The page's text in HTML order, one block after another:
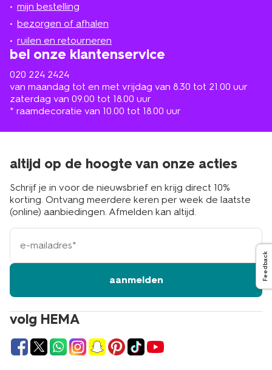
mijn bestelling
bezorgen of afhalen
ruilen en retourneren
bel onze klantenservice
020 224 2424
van maandag tot en met vrijdag van 8.30 tot 21.00 uur
zaterdag van 09.00 tot 18.00 uur
* raamdecoratie van 10.00 tot 18.00 uur
in
de
buurt
volg HEMA
altijd op de hoogte van onze acties
Schrijf je in voor de nieuwsbrief en krijg direct 10%
korting. Ontvang meerdere keren per week de laatste
(online) aanbiedingen. Afmelden kan altijd.
e-
mailadres
aanmelden Feedback